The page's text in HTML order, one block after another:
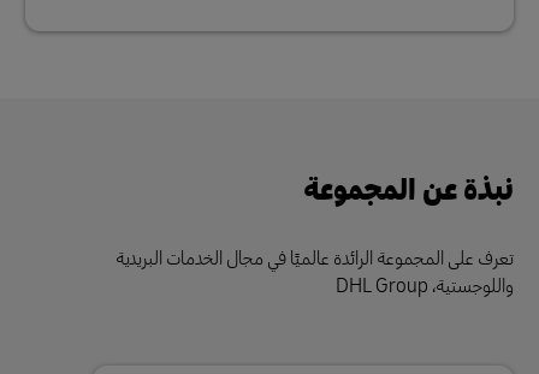
نبذة عن المجموعة
تعرف على المجموعة الرائدة عالميًا في مجال الخدمات البريدية
واللوجستية، DHL Group